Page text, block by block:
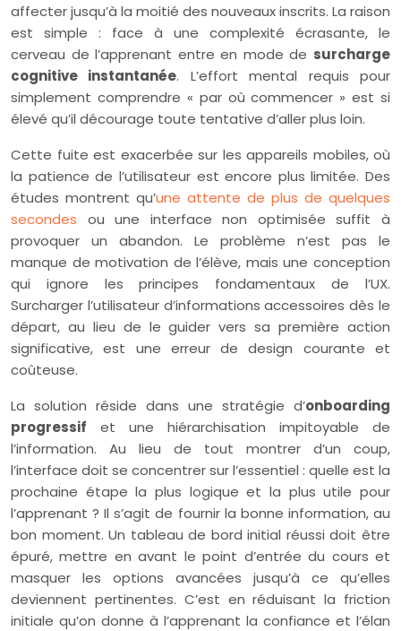
affecter jusqu’à la moitié des nouveaux inscrits. La raison
est simple : face à une complexité écrasante, le
cerveau de l’apprenant entre en mode de surcharge
cognitive instantanée. L’effort mental requis pour
simplement comprendre « par où commencer » est si
élevé qu’il décourage toute tentative d’aller plus loin.
Cette fuite est exacerbée sur les appareils mobiles, où
la patience de l’utilisateur est encore plus limitée. Des
études montrent qu’une attente de plus de quelques
secondes ou une interface non optimisée suffit à
provoquer un abandon. Le problème n’est pas le
manque de motivation de l’élève, mais une conception
qui ignore les principes fondamentaux de l’UX.
Surcharger l’utilisateur d’informations accessoires dès le
départ, au lieu de le guider vers sa première action
significative, est une erreur de design courante et
coûteuse.
La solution réside dans une stratégie d’onboarding
progressif et une hiérarchisation impitoyable de
l’information. Au lieu de tout montrer d’un coup,
l’interface doit se concentrer sur l’essentiel : quelle est la
prochaine étape la plus logique et la plus utile pour
l’apprenant ? Il s’agit de fournir la bonne information, au
bon moment. Un tableau de bord initial réussi doit être
épuré, mettre en avant le point d’entrée du cours et
masquer les options avancées jusqu’à ce qu’elles
deviennent pertinentes. C’est en réduisant la friction
initiale qu’on donne à l’apprenant la confiance et l’élan